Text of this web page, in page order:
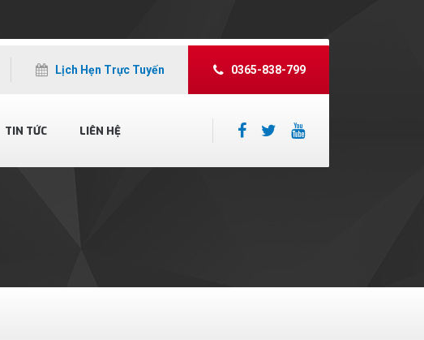
TIN TỨC LIÊN HỆ
Lịch Hẹn Trực Tuyến 0365-838-799